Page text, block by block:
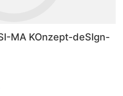
MA KOnzept-deSIgn-